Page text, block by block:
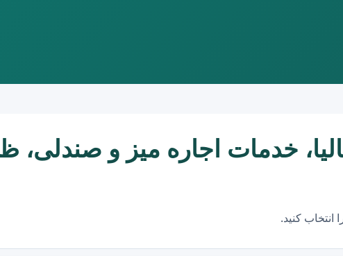
خدمات اجاره میز و
انتخاب کنید.